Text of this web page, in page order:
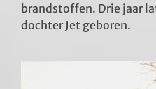
brandstoffen. Drie jaar
dochter Jet geboren.